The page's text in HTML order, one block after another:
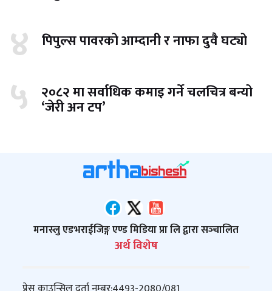
४ पिपुल्स पावरको आम्दानी र नाफा दुवै घट्यो
५ २०८२ मा सर्वाधिक कमाइ गर्ने चलचित्र बन्यो
‘जेरी अन टप’
मनास्लु एडभराईजिङ्ग एण्ड मिडिया प्रा लि द्वारा सञ्‍चालित
अर्थ विशेष